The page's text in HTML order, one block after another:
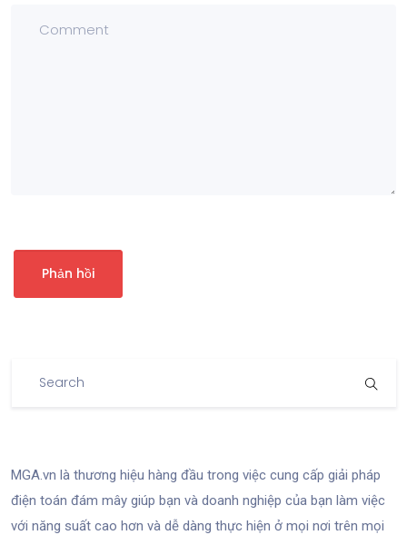
MGA.vn là thương hiệu hàng đầu trong việc cung cấp giải pháp
điện toán đám mây giúp bạn và doanh nghiệp của bạn làm việc
với năng suất cao hơn và dễ dàng thực hiện ở mọi nơi trên mọi